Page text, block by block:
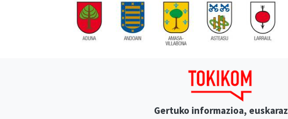
Gertuko informazioa, euskaraz